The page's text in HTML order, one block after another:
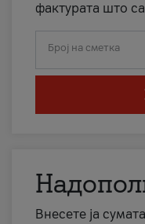
фактурата што
Број на сметка
Внесете ја